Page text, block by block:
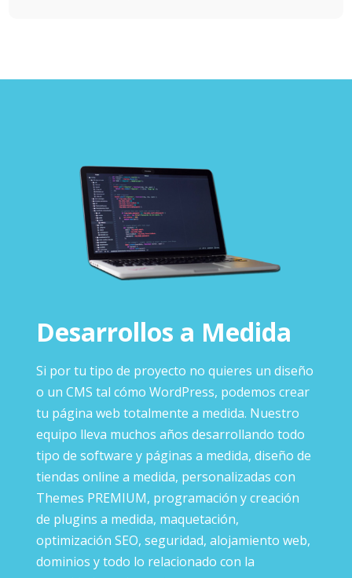
Desarrollos a Medida
Si por tu tipo de proyecto no quieres un diseño
o un CMS tal cómo WordPress, podemos crear
tu página web totalmente a medida. Nuestro
equipo lleva muchos años desarrollando todo
tipo de software y páginas a medida, diseño de
tiendas online a medida, personalizadas con
Themes PREMIUM, programación y creación
de plugins a medida, maquetación,
optimización SEO, seguridad, alojamiento web,
dominios y todo lo relacionado con la